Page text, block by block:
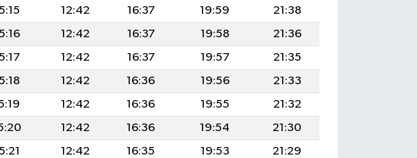
12:42 16:37 19:59
21:38
12:42 16:37 19:58
21:36
12:42 16:37 19:57
21:35
12:42 16:36 19:56
21:33
12:42 16:36 19:55
21:32
12:42 16:36 19:54
21:30
12:42 16:35 19:53
21:29